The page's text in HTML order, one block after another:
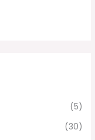
(5)
(30)